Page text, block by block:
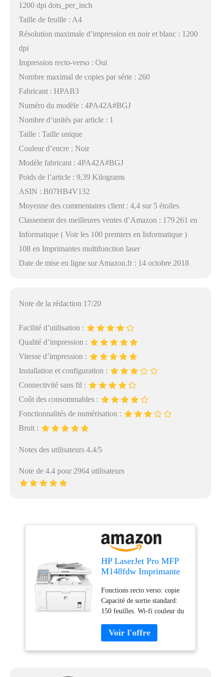
1200 dpi dots_per_inch
Taille de feuille : A4
Résolution maximale d’impression en noir et blanc : 1200
dpi
Impression recto-verso : Oui
Nombre maximal de copies par série : 260
Fabricant : HPAB3
Numéro du modèle : 4PA42A#BGJ
Nombre d’unités par article : 1
Taille : Taille unique
Couleur d’encre : Noir
Modèle fabricant : 4PA42A#BGJ
Poids de l’article : 9,39 Kilograms
ASIN : B07HB4V132
Moyenne des commentaires client : 4,4 sur 5 étoiles
Classement des meilleures ventes d’Amazon : 179 261 en
Informatique ( Voir les 100 premiers en Informatique )
108 en Imprimantes multifonction laser
Date de mise en ligne sur Amazon.fr : 14 octobre 2018
Note de la rédaction 17/20
Facilité d’utilisation :
Qualité d’impression :
Vitesse d’impression :
Installation et configuration :
Connectivité sans fil :
Coût des consommables :
Fonctionnalités de numérisation :
Bruit :
Notes des utilisateurs 4.4/5
Note de 4.4 pour 2964 utilisateurs
HP LaserJet Pro MFP
M148fdw Imprimante
Fonctions recto verso: copie
Capacité de sortie standard:
150 feuilles. Wi-fi couleur du
Taille de papier de série A
ISO maximum: A4. Capacité
d'entrée standard: 260 feuilles